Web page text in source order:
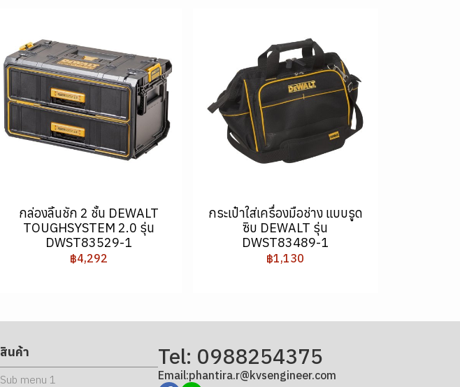
กล่องลิ้นชัก 2 ชั้น DEWALT
TOUGHSYSTEM 2.0 รุ่น
DWST83529-1
฿4,292
กระเป๋าใส่เครื่องมือช่าง แบบรูด
ซิบ DEWALT รุ่น
DWST83489-1
฿1,130
สินค้า
Sub menu 1
Tel: 0988254375
Email:phantira.r@kvsengineer.com